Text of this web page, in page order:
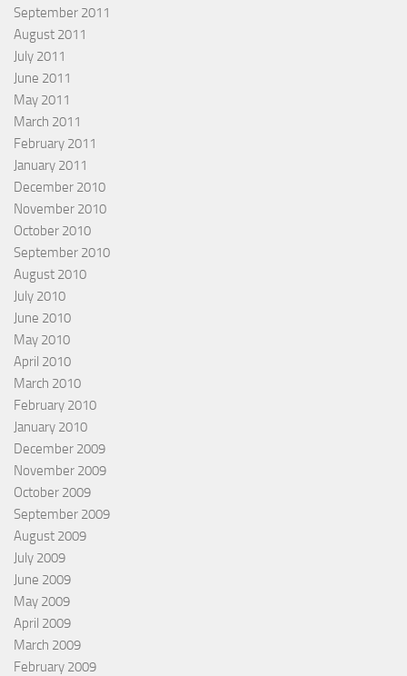
September 2011
August 2011
July 2011
June 2011
May 2011
March 2011
February 2011
January 2011
December 2010
November 2010
October 2010
September 2010
August 2010
July 2010
June 2010
May 2010
April 2010
March 2010
February 2010
January 2010
December 2009
November 2009
October 2009
September 2009
August 2009
July 2009
June 2009
May 2009
April 2009
March 2009
February 2009